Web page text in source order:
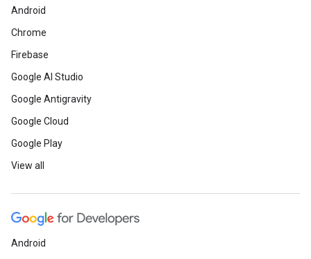
Android
Chrome
Firebase
Google AI Studio
Google Antigravity
Google Cloud
Google Play
View all
Android